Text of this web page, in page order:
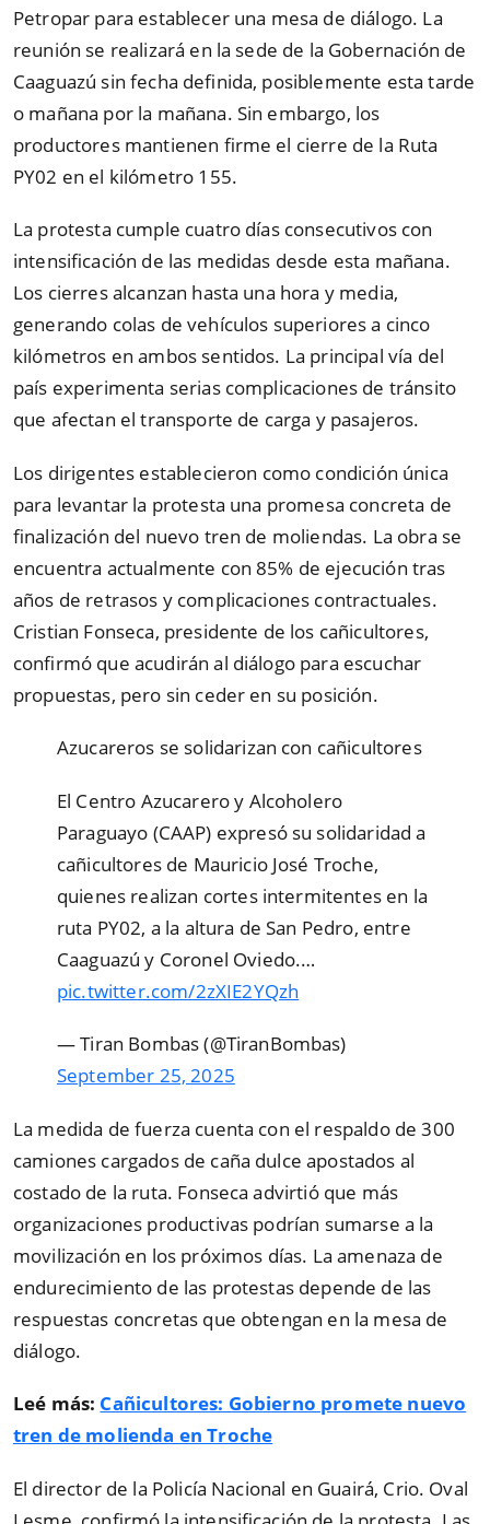
Petropar para establecer una mesa de diálogo. La
reunión se realizará en la sede de la Gobernación de
Caaguazú sin fecha definida, posiblemente esta tarde
o mañana por la mañana. Sin embargo, los
productores mantienen firme el cierre de la Ruta
PY02 en el kilómetro 155.
La protesta cumple cuatro días consecutivos con
intensificación de las medidas desde esta mañana.
Los cierres alcanzan hasta una hora y media,
generando colas de vehículos superiores a cinco
kilómetros en ambos sentidos. La principal vía del
país experimenta serias complicaciones de tránsito
que afectan el transporte de carga y pasajeros.
Los dirigentes establecieron como condición única
para levantar la protesta una promesa concreta de
finalización del nuevo tren de moliendas. La obra se
encuentra actualmente con 85% de ejecución tras
años de retrasos y complicaciones contractuales.
Cristian Fonseca, presidente de los cañicultores,
confirmó que acudirán al diálogo para escuchar
propuestas, pero sin ceder en su posición.
Azucareros se solidarizan con cañicultores
El Centro Azucarero y Alcoholero
Paraguayo (CAAP) expresó su solidaridad a
cañicultores de Mauricio José Troche,
quienes realizan cortes intermitentes en la
ruta PY02, a la altura de San Pedro, entre
Caaguazú y Coronel Oviedo.…
pic.twitter.com/2zXIE2YQzh
— Tiran Bombas (@TiranBombas)
September 25, 2025
La medida de fuerza cuenta con el respaldo de 300
camiones cargados de caña dulce apostados al
costado de la ruta. Fonseca advirtió que más
organizaciones productivas podrían sumarse a la
movilización en los próximos días. La amenaza de
endurecimiento de las protestas depende de las
respuestas concretas que obtengan en la mesa de
diálogo.
Leé más: Cañicultores: Gobierno promete nuevo
tren de molienda en Troche
El director de la Policía Nacional en Guairá, Crio. Oval